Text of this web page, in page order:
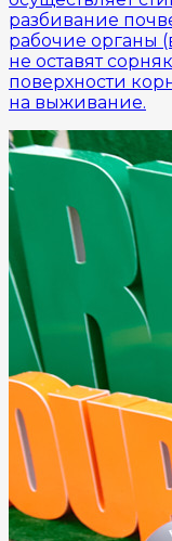
разбивание
рабочие органы
не оставят
поверхности
на выживание.